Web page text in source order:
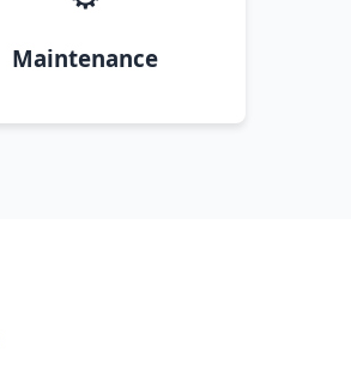
Maintenance